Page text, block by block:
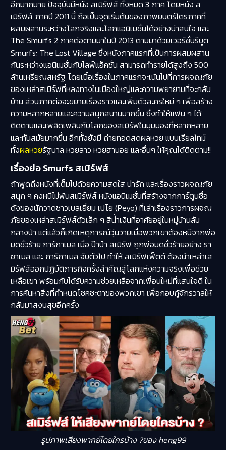
อีกมากมาย ปัจจุบันมีหนัง สเมิร์ฟส์ ทั้งหมด 3 ภาค โดยหนัง ส
เมิร์ฟส์ ภาคปี 2011 นี้ ถือเป็นจุดเริ่มต้นของภาพยนตร์ไตรภาคที่
ผสมผสานระหว่างโลกจริงและโลกแอนิเมชั่นได้อย่างน่าสนใจ และ
The Smurfs 2 ภาคต่อตามมาในปี 2013 ตามมาด้วยเวอร์ชั่นรีบูต
Smurfs: The Lost Village ซึ่งหนังภาคแรกที่เป็นการผสมผสาน
กันระหว่างแอนิเมชั่นกับไลฟ์แอ็คชั่น สามารถทำรายได้สูงถึง 500
ล้านเหรียญสหรัฐ โดยเนื้อเรื่องในภาคแรกจะเน้นไปที่การผจญภัย
ของเหล่าสเมิร์ฟที่หลงทางในเมืองใหญ่และความพยายามที่จะกลับ
บ้าน ส่วนภาคต่อจะขยายเรื่องราวและเพิ่มตัวละครใหม่ ๆ เพื่อสร้าง
ความหลากหลายและความสนุกสนานมากขึ้น ซึ่งทำให้แฟน ๆ ได้
ติดตามและเพลิดเพลินกับโลกของสเมิร์ฟในมุมมองที่หลากหลาย
และทันสมัยมากขึ้น อีกทั้งยังมี ถ่ายทอดสดผลหวย แบบเรียลไทม์
ทั้งผลหวยรัฐบาล หวยลาว หวยฮานอย และอื่นๆ ให้คุณได้ติดตาม!!
เรื่องย่อ Smurfs สเมิร์ฟส์
ถ้าพูดถึงหนังที่เต็มไปด้วยความสดใส น่ารัก และเรื่องราวผจญภัย
สนุก ๆ คงหนีไม่พ้นสเมิร์ฟส์ หนังแอนิเมชั่นที่สร้างจากการ์ตูนชื่อ
ดังของนักวาดชาวเบลเยี่ยม เปโย (Peyo) ที่เล่าเรื่องราวการผจญ
ภัยของเหล่าสเมิร์ฟส์ตัวเล็ก ๆ สีน้ำเงินที่อาศัยอยู่ในหมู่บ้านลับ
กลางป่า แต่แล้วก็เกิดเหตุการณ์วุ่นวายเมื่อพวกเขาต้องหนีจากพ่อ
มดชั่วร้าย การ์กาเมล เมื่อ ป๊าป๋า สเมิร์ฟ ถูกพ่อมดชั่วร้ายอย่าง รา
ซาเมล และ การ์กาเมล จับตัวไป ทำให้ สเมิร์ฟเฟ็ตต์ ต้องนำเหล่าเส
มิร์ฟส์ออกปฏิบัติภารกิจครั้งสำคัญสู่โลกแห่งความจริงเพื่อช่วย
เหลือเขา พร้อมกับได้รับความช่วยเหลือจากเพื่อนใหม่ที่แสนใจดี ใน
การค้นหาสิ่งที่กำหนดโชคชะตาของพวกเขา เพื่อกอบกู้จักรวาลให้
กลับมาสงบสุขอีกครั้ง
รูปภาพเสียงพากย์โดยใครบ้าง ?ของ heng99